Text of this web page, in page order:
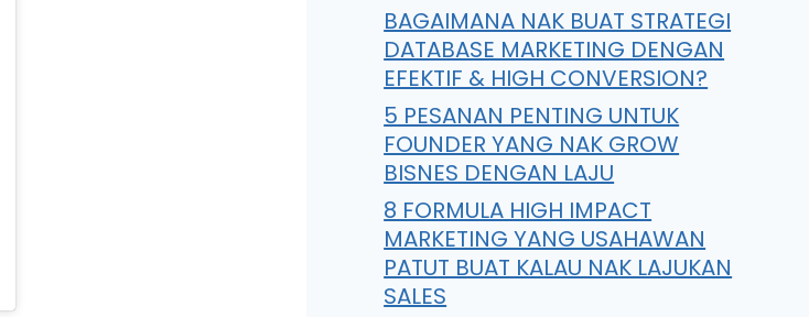
BAGAIMANA NAK BUAT STRATEGI
DATABASE MARKETING DENGAN
EFEKTIF & HIGH CONVERSION?
5 PESANAN PENTING UNTUK
FOUNDER YANG NAK GROW
BISNES DENGAN LAJU
8 FORMULA HIGH IMPACT
MARKETING YANG USAHAWAN
PATUT BUAT KALAU NAK LAJUKAN
SALES